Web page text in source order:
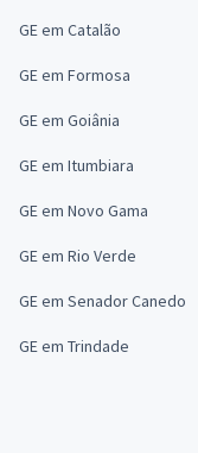
GE em Catalão
GE em Formosa
GE em Goiânia
GE em Itumbiara
GE em Novo Gama
GE em Rio Verde
GE em Senador Canedo
GE em Trindade